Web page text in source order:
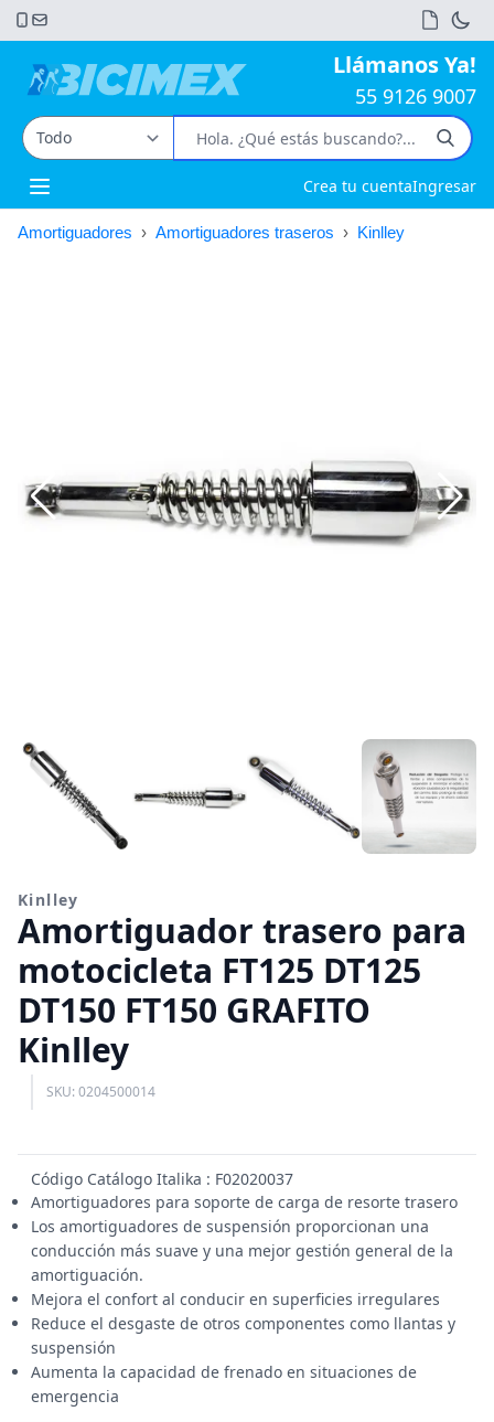
Llámanos Ya!
55 9126 9007
Open main menu Crea tu cuentaIngresar
Amortiguadores › Amortiguadores traseros › Kinlley
Kinlley
Amortiguador trasero para
motocicleta FT125 DT125
DT150 FT150 GRAFITO
Kinlley
SKU: 0204500014
Código Catálogo Italika : F02020037
Amortiguadores para soporte de carga de resorte trasero
Los amortiguadores de suspensión proporcionan una
conducción más suave y una mejor gestión general de la
amortiguación.
Mejora el confort al conducir en superficies irregulares
Reduce el desgaste de otros componentes como llantas y
suspensión
Aumenta la capacidad de frenado en situaciones de
emergencia